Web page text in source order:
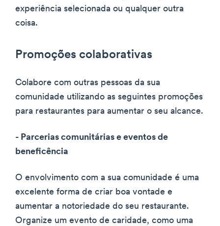
experiência selecionada ou qualquer outra
coisa.
Promoções colaborativas
Colabore com outras pessoas da sua
comunidade utilizando as seguintes promoções
para restaurantes para aumentar o seu alcance.
- Parcerias comunitárias e eventos de
beneficência
O envolvimento com a sua comunidade é uma
excelente forma de criar boa vontade e
aumentar a notoriedade do seu restaurante.
Organize um evento de caridade, como uma